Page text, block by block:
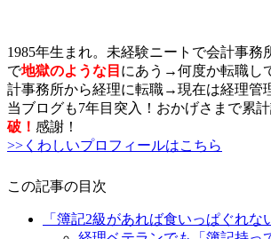
1985年生まれ。未経験ニートで会計事務
で地獄のような目 にあう→何度か転職し
計事務所から経理に転職→現在は経理管
当ブログも7年目突入！おかげさまで累
破 ！ 感謝！
>>くわしいプロフィールはこちら
この記事の目次
「簿記2級があれば食いっぱぐれな